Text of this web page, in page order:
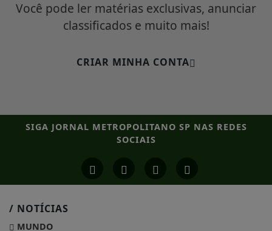
Você pode ler matérias exclusivas, anunciar
classificados e muito mais!
CRIAR MINHA CONTA
SIGA JORNAL METROPOLITANO SP NAS REDES
SOCIAIS
/ NOTÍCIAS
MUNDO